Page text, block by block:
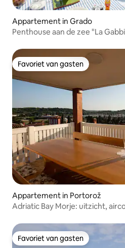
Appartement in Grado
Penthouse aan de zee "La
Favoriet van gasten
Favoriet van gasten
Appartement in Portorož
Adriatic Bay Morje: uitzicht,
Favoriet van gasten
Favoriet van gasten